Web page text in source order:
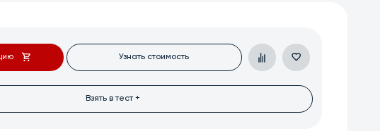
Узнать стоимость
Взять в тест +